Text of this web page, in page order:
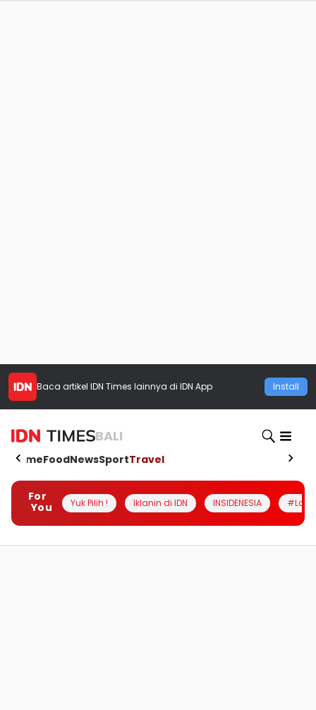
Baca artikel IDN Times lainnya di IDN App Install
BALI
HomeFoodNewsSportTravel
For
You
Yuk Pilih ! Iklanin di IDN INSIDENESIA